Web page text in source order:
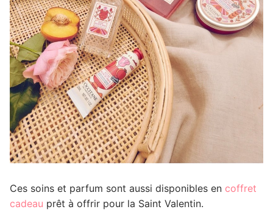
Ces soins et parfum sont aussi disponibles en coffret
cadeau prêt à offrir pour la Saint Valentin.